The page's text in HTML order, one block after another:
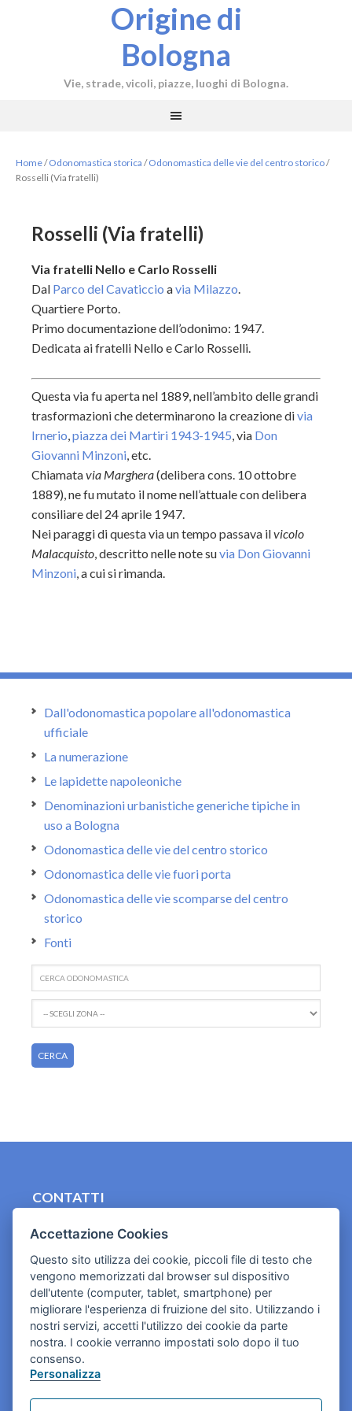
Origine di
Bologna
Vie, strade, vicoli, piazze, luoghi di Bologna.
Home/ Odonomastica storica / Odonomastica delle vie del centro storico/
Rosselli (Via fratelli)
Rosselli (Via fratelli)
Via fratelli Nello e Carlo Rosselli
Dal Parco del Cavaticcio avia Milazzo.
Quartiere Porto.
Primo documentazione dell’odonimo: 1947.
Dedicata ai fratelli Nello e Carlo Rosselli.
Questa via fu aperta nel 1889, nell’ambito delle grandi
trasformazioni che determinarono la creazione divia
Irnerio,piazza dei Martiri 1943-1945, via Don
Giovanni Minzoni, etc.
Chiamatavia Marghera(delibera cons. 10 ottobre
1889), ne fu mutato il nome nell’attuale con delibera
consiliare del 24 aprile 1947.
Nei paraggi di questa via un tempo passava ilvicolo
Malacquisto, descritto nelle note suvia Don Giovanni
Minzoni, a cui si rimanda.
Dall'odonomastica popolare all'odonomastica
ufficiale
La numerazione
Le lapidette napoleoniche
Denominazioni urbanistiche generiche tipiche in
uso a Bologna
Odonomastica delle vie del centro storico
Odonomastica delle vie fuori porta
Odonomastica delle vie scomparse del centro
storico
Fonti
CONTATTI
Cookies e informativa privacy
Accettazione Cookies
Questo sito utilizza dei cookie, piccoli file di testo che
vengono memorizzati dal browser sul dispositivo
dell'utente (computer, tablet, smartphone) per
migliorare l'esperienza di fruizione del sito. Utilizzando i
nostri servizi, accetti l'utilizzo dei cookie da parte
nostra. I cookie verranno impostati solo dopo il tuo
consenso.
Personalizza